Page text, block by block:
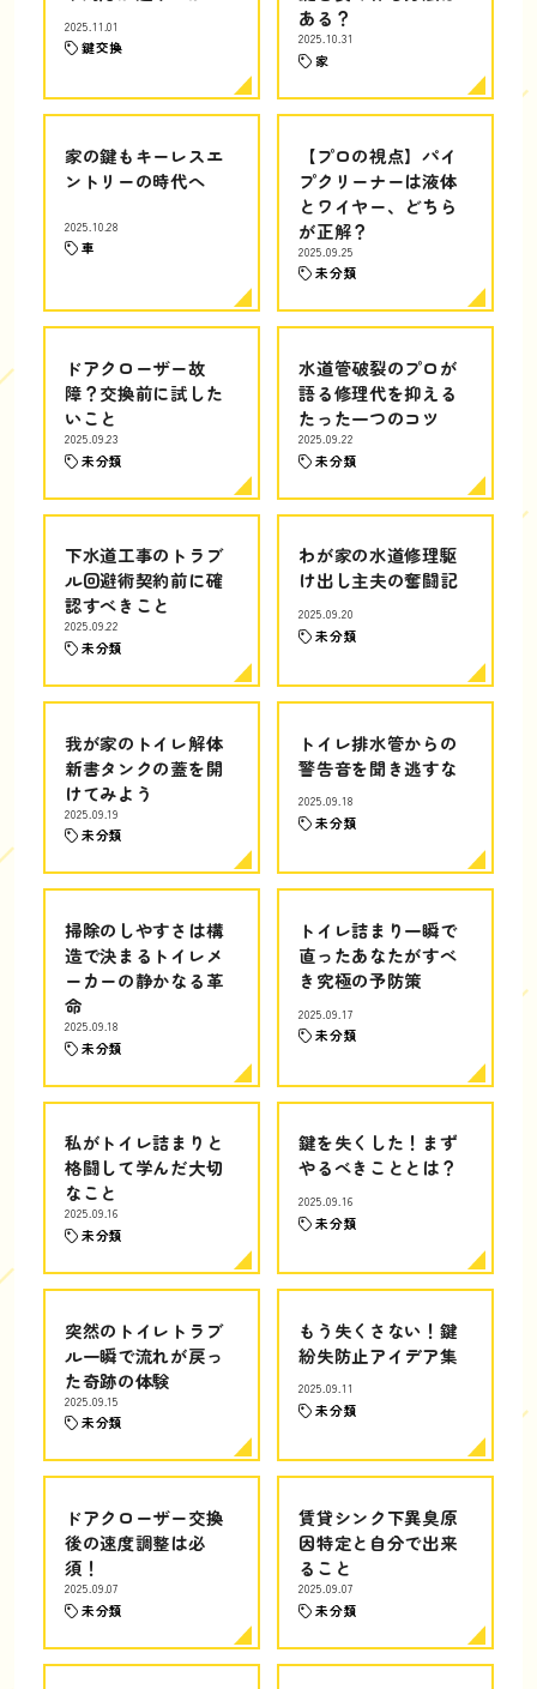
2025.11.01
鍵交換
ある？
2025.10.31
家
家の鍵もキーレスエ
ントリーの時代へ
2025.10.28
車
【プロの視点】パイ
プクリーナーは液体
とワイヤー、どちら
が正解？
2025.09.25
未分類
ドアクローザー故
障？交換前に試した
いこと
2025.09.23
未分類
水道管破裂のプロが
語る修理代を抑える
たった一つのコツ
2025.09.22
未分類
下水道工事のトラブ
ル回避術契約前に確
認すべきこと
2025.09.22
未分類
わが家の水道修理駆
け出し主夫の奮闘記
2025.09.20
未分類
我が家のトイレ解体
新書タンクの蓋を開
けてみよう
2025.09.19
未分類
トイレ排水管からの
警告音を聞き逃すな
2025.09.18
未分類
掃除のしやすさは構
造で決まるトイレメ
ーカーの静かなる革
命
2025.09.18
未分類
トイレ詰まり一瞬で
直ったあなたがすべ
き究極の予防策
2025.09.17
未分類
私がトイレ詰まりと
格闘して学んだ大切
なこと
2025.09.16
未分類
鍵を失くした！まず
やるべきこととは？
2025.09.16
未分類
突然のトイレトラブ
ル一瞬で流れが戻っ
た奇跡の体験
2025.09.15
未分類
もう失くさない！鍵
紛失防止アイデア集
2025.09.11
未分類
ドアクローザー交換
後の速度調整は必
須！
2025.09.07
未分類
賃貸シンク下異臭原
因特定と自分で出来
ること
2025.09.07
未分類